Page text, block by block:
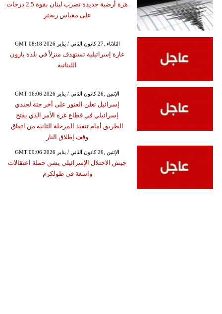
هزة أرضية جديدة تضرب لبنان بقوة 2.5 درجات
على مقياس ريختر
GMT 08:18 2026 الثلاثاء ,27 كانون الثاني / يناير
غارة إسرائيلية تستهدف منزلاً في بلدة يارون
اللبنانية
GMT 16:06 2026 الإثنين ,26 كانون الثاني / يناير
إسرائيل تعلن العثور على أخر جثة لجندي
إسرائيلي في قطاع غزة الأمر الذي يفتح
الطريق أمام تنفيذ المرحلة الثانية من اتفاق
وقف إطلاق النار
GMT 09:06 2026 الإثنين ,26 كانون الثاني / يناير
جيش الاحتلال الإسرائيلي يشن حملة اعتقالات
واسعة في طولكرم